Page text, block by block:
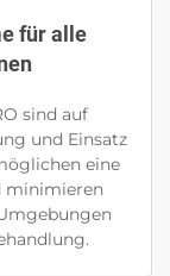
für alle
sind auf
und Einsatz
eine
minimieren